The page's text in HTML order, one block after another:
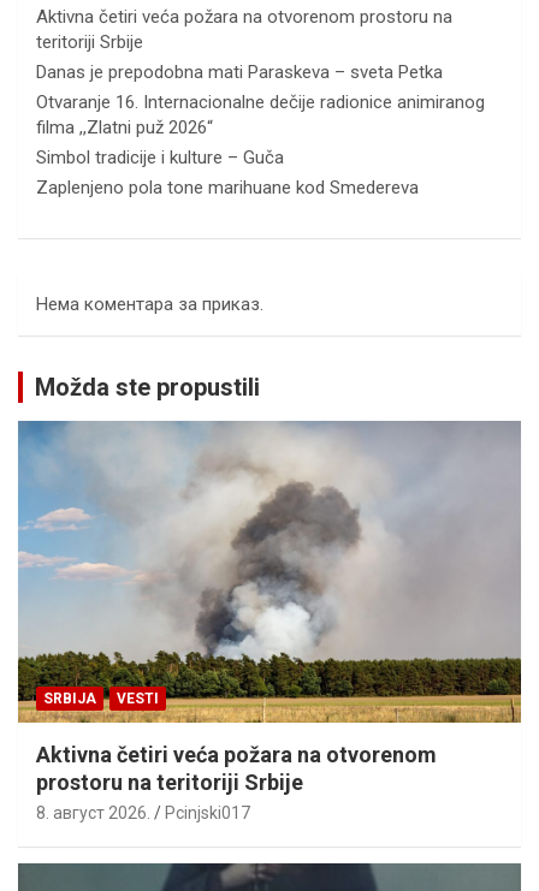
Aktivna četiri veća požara na otvorenom prostoru na
teritoriji Srbije
Danas je prepodobna mati Paraskeva – sveta Petka
Otvaranje 16. Internacionalne dečije radionice animiranog
filma ,,Zlatni puž 2026“
Simbol tradicije i kulture – Guča
Zaplenjeno pola tone marihuane kod Smedereva
Нема коментара за приказ.
Možda ste propustili
SRBIJA VESTI
Aktivna četiri veća požara na otvorenom
prostoru na teritoriji Srbije
8. август 2026. Pcinjski017